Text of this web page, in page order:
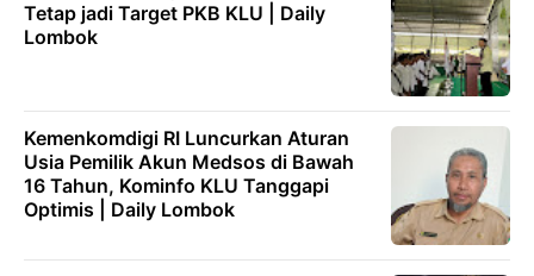
Tetap jadi Target PKB KLU | Daily
Lombok
Kemenkomdigi RI Luncurkan Aturan
Usia Pemilik Akun Medsos di Bawah
16 Tahun, Kominfo KLU Tanggapi
Optimis | Daily Lombok